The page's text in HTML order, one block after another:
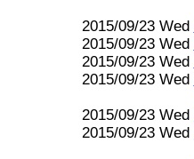
2015/09/23 Wed
2015/09/23 Wed
2015/09/23 Wed
2015/09/23 Wed
2015/09/23 Wed
2015/09/23 Wed